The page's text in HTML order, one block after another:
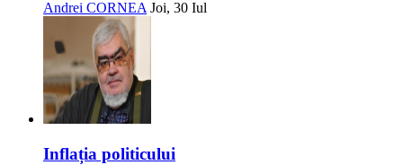
Andrei CORNEA Joi, 30 Iul
Inflația politicului